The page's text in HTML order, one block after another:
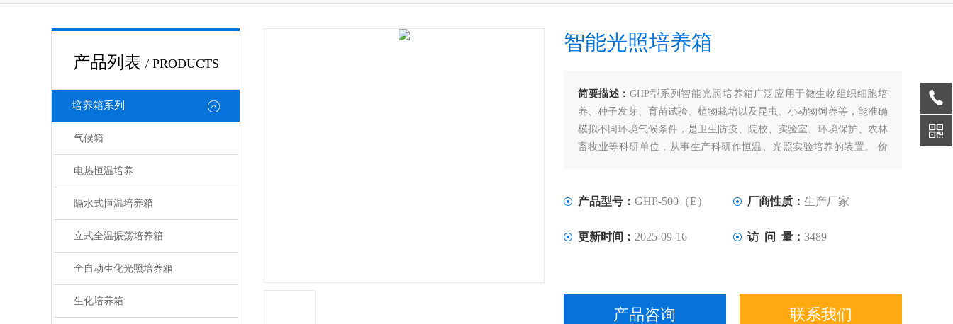
产品列表 / PRODUCTS
培养箱系列
气候箱
电热恒温培养
隔水式恒温培养箱
立式全温振荡培养箱
全自动生化光照培养箱
生化培养箱
智能光照培养箱
简要描述：GHP型系列智能光照培养箱广泛应用于微生物组织细胞培
养、种子发芽、育苗试验、植物栽培以及昆虫、小动物饲养等，能准确
模拟不同环境气候条件，是卫生防疫、院校、实验室、环境保护、农林
畜牧业等科研单位，从事生产科研作恒温、光照实验培养的装置。 价
产品型号： GHP-500（E） 厂商性质： 生产厂家
更新时间： 2025-09-16 访 问 量： 3489
产品咨询 联系我们